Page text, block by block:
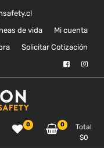
de vida
Mi cuenta
Solicitar Cotización
0 0
Total
$0